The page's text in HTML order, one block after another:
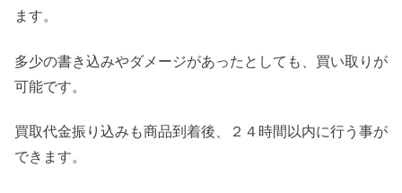
ます。
多少の書き込みやダメージがあったとしても、買い取りが
可能です。
買取代金振り込みも商品到着後、２４時間以内に行う事が
できます。